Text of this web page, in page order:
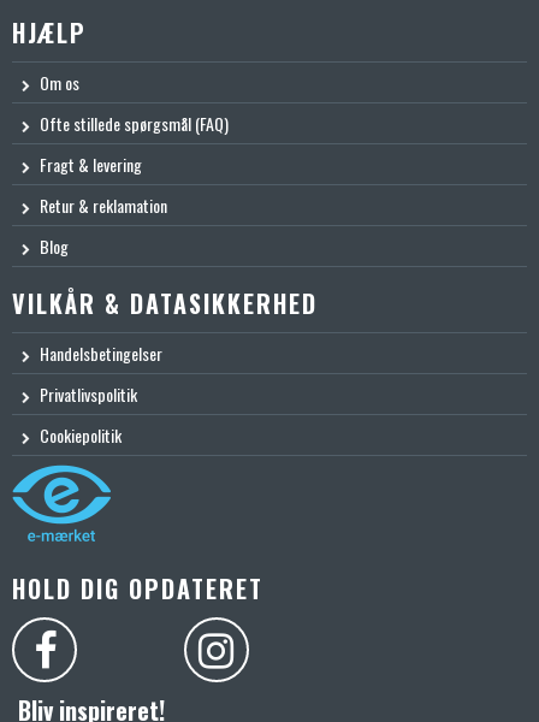
HJÆLP
Om os
Ofte stillede spørgsmål (FAQ)
Fragt & levering
Retur & reklamation
Blog
VILKÅR & DATASIKKERHED
Handelsbetingelser
Privatlivspolitik
Cookiepolitik
HOLD DIG OPDATERET
Bliv inspireret!